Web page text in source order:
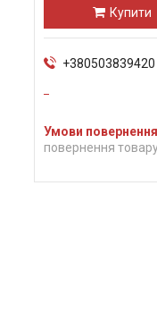
Купити
+380503839420
повернення